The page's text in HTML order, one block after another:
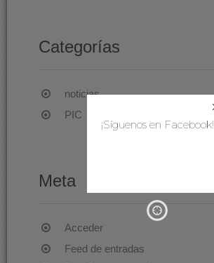
Categorías
noticias
PIC
Meta
Acceder
Feed de entradas
¡Síguenos en Facebook!